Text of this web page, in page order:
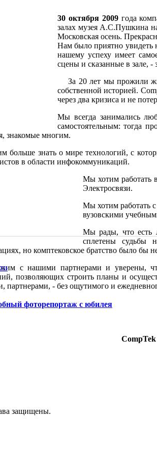
30 октября 2009 года
залах музея А.С.Пушкина
Московская осень.
Нам было приятно увидеть
нашему успеху имеет
сцены и сказанные в зале, -
За 20 лет мы прожили
собственной историей.
через два кризиса и не
Мы всегда занимались
самостоятельным: тогда
знакомые многим.
больше знать о мире технологий, с
в области инфокоммуникаций.
Мы хотим работать
Электросвязи.
Мы хотим работать
вузовскими
Мы рады, что есть
сплетены судьбы
но комптековское братство было бы
с нашими партнерами и уверены,
позволяющих строить планы и
партнерами, - без ощутимого и
фоторепортаж с юбилея
защищены.